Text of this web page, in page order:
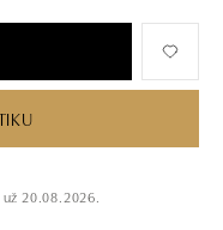
20.08.2026.